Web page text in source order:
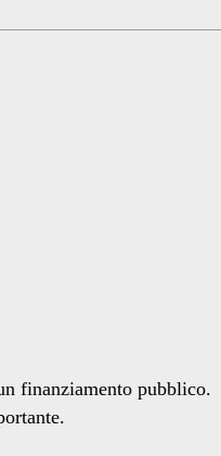
finanziamento pubblico.